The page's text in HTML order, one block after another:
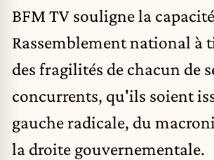
BFM TV souligne la
Rassemblement national à
des fragilités de chacun de
concurrents, qu'ils soient
gauche radicale, du
la droite gouvernementale.